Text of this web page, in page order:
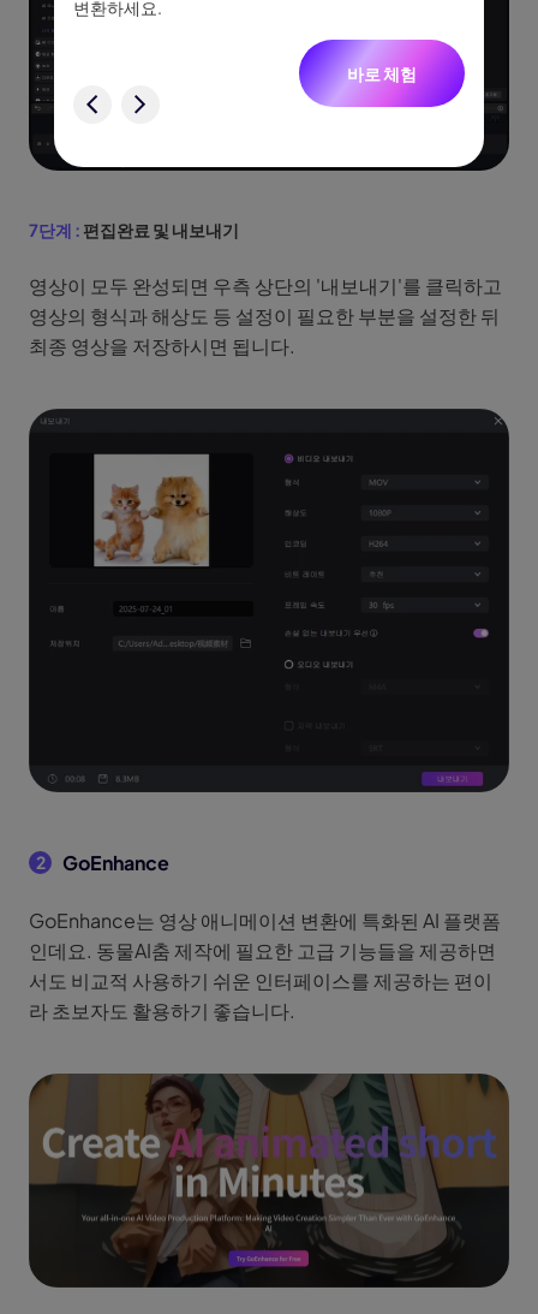
7단계 : 편집완료 및 내보내기
영상이 모두 완성되면 우측 상단의 '내보내기'를 클릭하고
영상의 형식과 해상도 등 설정이 필요한 부분을 설정한 뒤
최종 영상을 저장하시면 됩니다.
2 GoEnhance
GoEnhance는 영상 애니메이션 변환에 특화된 AI 플랫폼
인데요. 동물AI춤 제작에 필요한 고급 기능들을 제공하면
서도 비교적 사용하기 쉬운 인터페이스를 제공하는 편이
라 초보자도 활용하기 좋습니다.
변환하세요.
바로 체험